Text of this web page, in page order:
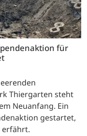
für
Thiergarten steht
Neuanfang. Ein
gestartet,
erfährt.